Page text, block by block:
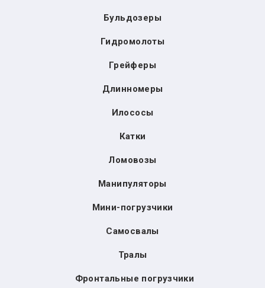
Бульдозеры
Гидромолоты
Грейферы
Длинномеры
Илососы
Катки
Ломовозы
Манипуляторы
Мини-погрузчики
Самосвалы
Тралы
Фронтальные погрузчики